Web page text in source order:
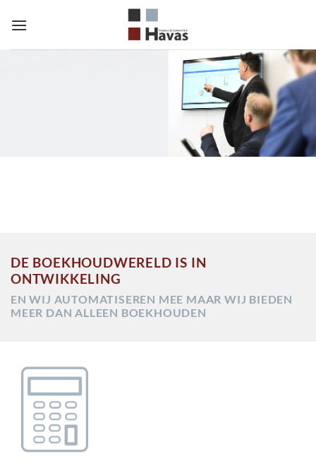
naar
DE BOEKHOUDWERELD IS IN
ONTWIKKELING
EN WIJ AUTOMATISEREN MEE MAAR WIJ BIEDEN
MEER DAN ALLEEN BOEKHOUDEN